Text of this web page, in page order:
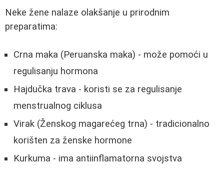
Neke žene nalaze olakšanje u prirodnim
preparatima:
Crna maka (Peruanska maka) - može pomoći u
regulisanju hormona
Hajdučka trava - koristi se za regulisanje
menstrualnog ciklusa
Virak (Ženskog magarećeg trna) - tradicionalno
korišten za ženske hormone
Kurkuma - ima antiinflamatorna svojstva